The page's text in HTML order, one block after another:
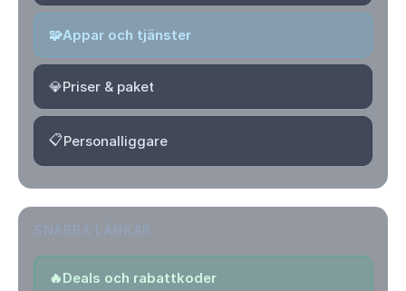
🧩Appar och tjänster
💎Priser & paket
📋Personalliggare
🔥Deals och rabattkoder